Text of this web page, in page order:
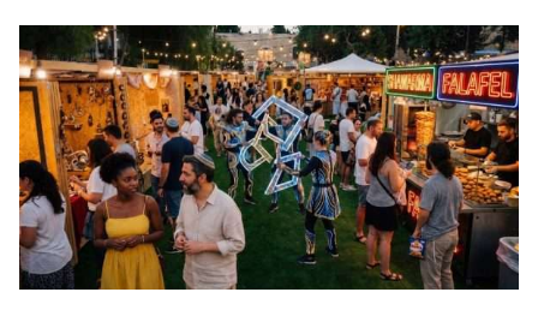
Docu.Text и концерт Авива
Гефена